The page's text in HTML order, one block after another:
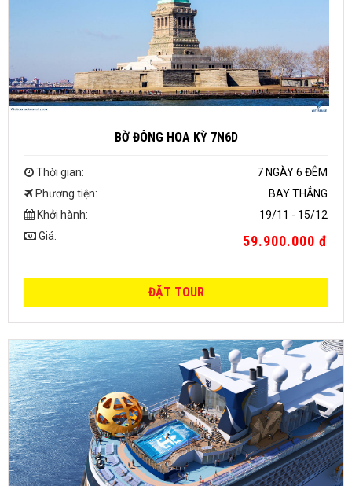
BỜ ĐÔNG HOA KỲ 7N6D
Thời gian:
7 NGÀY 6 ĐÊM
Phương tiện:
BAY THẲNG
Khởi hành:
19/11 - 15/12
Giá:
59.900.000 đ
ĐẶT TOUR